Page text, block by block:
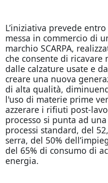
L’iniziativa prevede
messa in commercio di
marchio SCARPA,
che consente di ricavare
dalle calzature usate e
creare una nuova
di alta qualità,
l'uso di materie prime
azzerare i rifiuti post-
processo si punta ad
processi standard, del
serra, del 50%
del 65% di consumo di
energia.